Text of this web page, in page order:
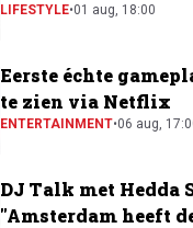
horloge
LIFESTYLE•01 aug, 18:00
Eerste échte
te zien via Netflix
ENTERTAINMENT•06 aug,
DJ Talk met Hedda
"Amsterdam heeft